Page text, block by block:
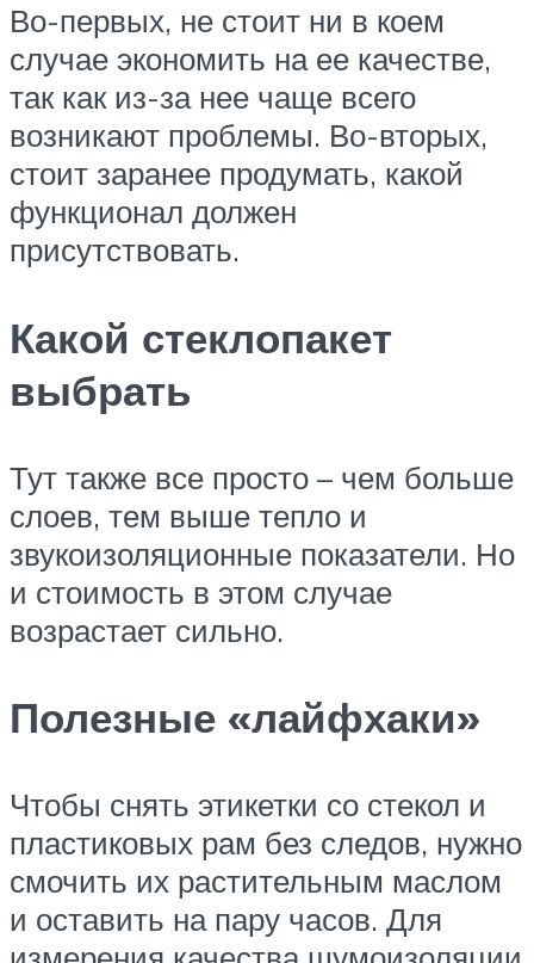
Во-первых, не стоит ни в коем
случае экономить на ее качестве,
так как из-за нее чаще всего
возникают проблемы. Во-вторых,
стоит заранее продумать, какой
функционал должен
присутствовать.
Какой стеклопакет
выбрать
Тут также все просто – чем больше
слоев, тем выше тепло и
звукоизоляционные показатели. Но
и стоимость в этом случае
возрастает сильно.
Полезные «лайфхаки»
Чтобы снять этикетки со стекол и
пластиковых рам без следов, нужно
смочить их растительным маслом
и оставить на пару часов. Для